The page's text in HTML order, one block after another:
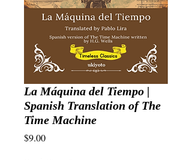
La Máquina del Tiempo |
Spanish Translation of The
Time Machine
$9.00Price